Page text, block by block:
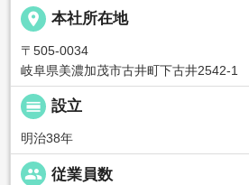
place 本社所在地
〒505-0034
岐阜県美濃加茂市古井町下古井2542-1
calendar_view_day 設立
明治38年
people 従業員数